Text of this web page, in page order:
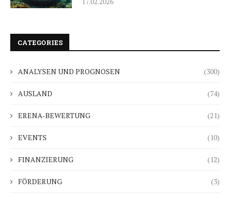
CATEGORIES
ANALYSEN UND PROGNOSEN (300)
AUSLAND (74)
ERENA-BEWERTUNG (21)
EVENTS (10)
FINANZIERUNG (12)
FÖRDERUNG (3)